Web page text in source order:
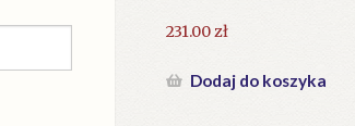
231.00zł
Dodaj do koszyka